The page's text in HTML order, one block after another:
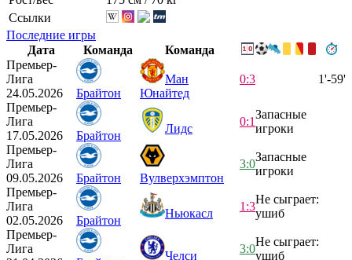
Ссылки
Последние игры
Дата
Команда
Команда
Премьер-
Лига
24.05.2026
Брайтон
Ман
Юнайтед
0:3 1'-59'
Премьер-
Лига
17.05.2026
Брайтон
Лидс
0:1
Запасные
игроки
Премьер-
Лига
09.05.2026
Брайтон Вулверхэмптон
3:0
Запасные
игроки
Премьер-
Лига
02.05.2026
Брайтон
Ньюкасл
1:3
Не сыграет:
ушиб
Премьер-
Лига
Челси
3:0
Не сыграет:
ушиб